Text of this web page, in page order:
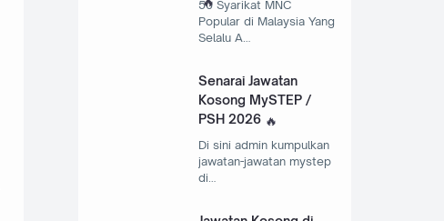
50 Syarikat MNC
Popular di Malaysia Yang
Selalu A…
Senarai Jawatan
Kosong MySTEP /
PSH 2026
Di sini admin kumpulkan
jawatan-jawatan mystep
di…